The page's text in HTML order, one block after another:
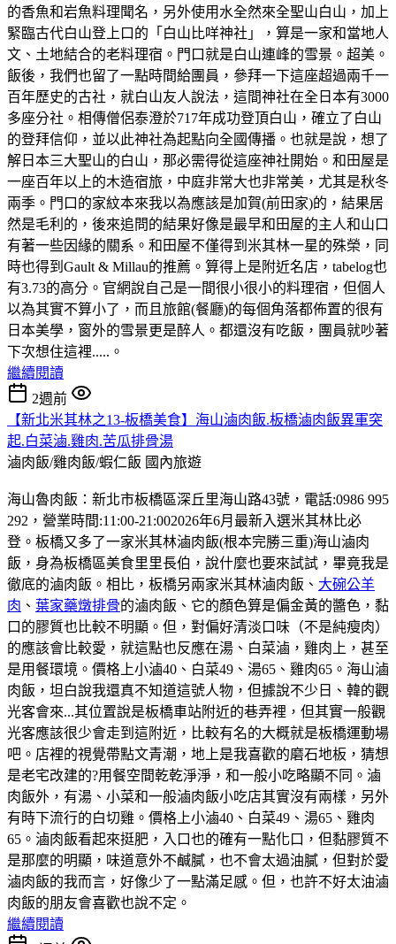
的香魚和岩魚料理聞名，另外使用水全然來全聖山白山，加上
緊臨古代白山登上口的「白山比咩神社」，算是一家和當地人
文、土地結合的老料理宿。門口就是白山連峰的雪景。超美。
飯後，我們也留了一點時間給團員，參拜一下這座超過兩千一
百年歷史的古社，就白山友人說法，這間神社在全日本有3000
多座分社。相傳僧侶泰澄於717年成功登頂白山，確立了白山
的登拜信仰，並以此神社為起點向全國傳播。也就是說，想了
解日本三大聖山的白山，那必需得從這座神社開始。和田屋是
一座百年以上的木造宿旅，中庭非常大也非常美，尤其是秋冬
兩季。門口的家紋本來我以為應該是加賀(前田家)的，結果居
然是毛利的，後來追問的結果好像是最早和田屋的主人和山口
有著一些因緣的關系。和田屋不僅得到米其林一星的殊榮，同
時也得到Gault & Millau的推薦。算得上是附近名店，tabelog也
有3.73的高分。官網說自己是一間很小很小的料理宿，但個人
以為其實不算小了，而且旅館(餐廳)的每個角落都佈置的很有
日本美學，窗外的雪景更是醉人。都還沒有吃飯，團員就吵著
下次想住這裡.....。
繼續閱讀
2週前
【新北米其林之13-板橋美食】海山滷肉飯.板橋滷肉飯異軍突
起.白菜滷.雞肉.苦瓜排骨湯
滷肉飯/雞肉飯/蝦仁飯 國內旅遊
海山魯肉飯：新北市板橋區深丘里海山路43號，電話:0986 995
292，營業時間:11:00-21:002026年6月最新入選米其林比必
登。板橋又多了一家米其林滷肉飯(根本完勝三重)海山滷肉
飯，身為板橋區美食里里長伯，說什麼也要來試試，畢竟我是
徹底的滷肉飯。相比，板橋另兩家米其林滷肉飯、 大碗公羊
肉 、 葉家藥燉排骨的滷肉飯、它的顏色算是偏金黃的醬色，黏
口的膠質也比較不明顯。但，對偏好清淡口味（不是純瘦肉）
的應該會比較愛，就這點也反應在湯、白菜滷，雞肉上，甚至
是用餐環境。價格上小滷40、白菜49、湯65、雞肉65。海山滷
肉飯，坦白說我還真不知道這號人物，但據說不少日、韓的觀
光客會來...其位置說是板橋車站附近的巷弄裡，但其實一般觀
光客應該很少會走到這附近，比較有名的大概就是板橋運動場
吧。店裡的視覺帶點文青潮，地上是我喜歡的磨石地板，猜想
是老宅改建的?用餐空間乾乾淨淨，和一般小吃略顯不同。滷
肉飯外，有湯、小菜和一般滷肉飯小吃店其實沒有兩樣，另外
有時下流行的白切雞。價格上小滷40、白菜49、湯65、雞肉
65。滷肉飯看起來挺肥，入口也的確有一點化口，但黏膠質不
是那麼的明顯，味道意外不鹹膩，也不會太過油膩，但對於愛
滷肉飯的我而言，好像少了一點滿足感。但，也許不好太油滷
肉飯的朋友會喜歡也說不定。
繼續閱讀